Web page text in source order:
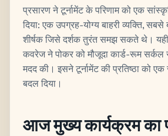
प्रसारण ने टूर्नामेंट के परिणाम को एक
दिया: एक उपग्रह-योग्य बाहरी व्यक्ति,
शीर्षक जिसे दर्शक तुरंत समझ सकते थे।
कवरेज ने पोकर को मौजूदा कार्ड-रूम
मदद की। इसने टूर्नामेंट की प्रतिष्ठा को
बदल दिया।
आज मुख्य कार्यक्रम का